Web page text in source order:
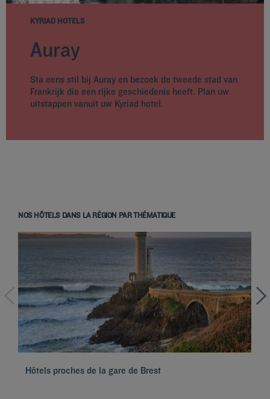
KYRIAD HOTELS
Auray
Sta eens stil bij Auray en bezoek de tweede stad van
Frankrijk die een rijke geschiedenis heeft. Plan uw
uitstappen vanuit uw Kyriad hotel.
NOS HÔTELS DANS LA RÉGION PAR THÉMATIQUE
Hôtels proches de la gare de Brest